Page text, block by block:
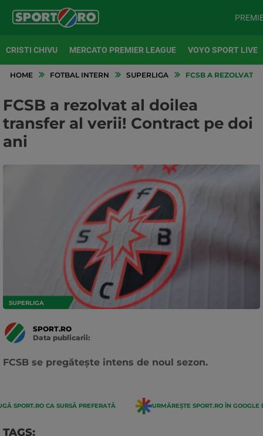
CRISTI CHIVU MERCATO PREMIER LEAGUE VOYO SPORT LIVE
HOME FOTBAL INTERN SUPERLIGA FCSB A REZOLVAT
FCSB a rezolvat al doilea
transfer al verii! Contract pe doi
ani
SUPERLIGA
SPORT.RO
Data publicarii:
FCSB se pregătește intens de noul sezon.
SPORT.RO CA SURSĂ PREFERATĂ URMĂREȘTE SPORT.RO ÎN GOOGLE
TAGS: